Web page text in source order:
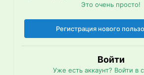
Это очень просто!
Регистрация нового
Войти
Уже есть аккаунт? Войти в